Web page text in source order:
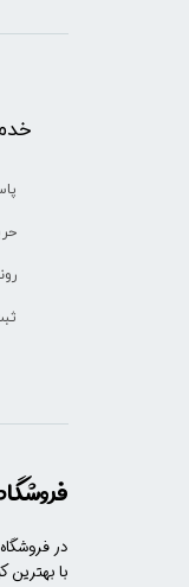
در
با​​​